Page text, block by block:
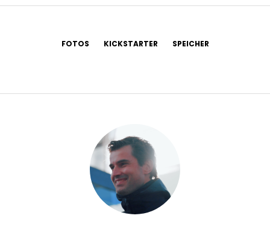
FOTOS KICKSTARTER SPEICHER